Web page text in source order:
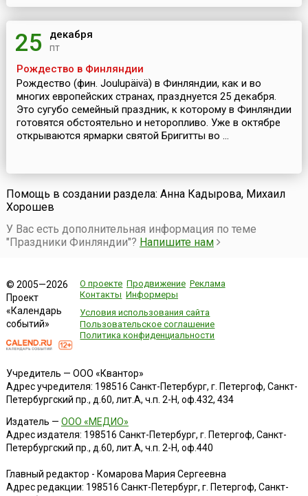
25 декабря
пт
Рождество в Финляндии
Рождество (фин. Joulupäivä) в Финляндии, как и во
многих европейских странах, празднуется 25 декабря.
Это сугубо семейный праздник, к которому в Финляндии
готовятся обстоятельно и неторопливо. Уже в октябре
открываются ярмарки святой Бригитты во ...
Помощь в создании раздела: Анна Кадырова, Михаил
Хорошев
У Вас есть дополнительная информация по теме
"Праздники Финляндии"? Напишите нам
© 2005—2026
Проект
«Календарь
событий»
О проекте Продвижение Реклама
Контакты Информеры
Условия использования сайта
Пользовательское соглашение
Политика конфиденциальности
Учредитель — ООО «Квантор»
Адрес учредителя: 198516 Санкт-Петербург, г. Петергоф, Санкт-
Петербургский пр., д.60, лит.А, ч.п. 2-Н, оф.432, 434
Издатель — ООО «МЕДИО»
Адрес издателя: 198516 Санкт-Петербург, г. Петергоф, Санкт-
Петербургский пр., д.60, лит.А, ч.п. 2-Н, оф.440
Главный редактор - Комарова Мария Сергеевна
Адрес редакции: 198516 Санкт-Петербург, г. Петергоф, Санкт-